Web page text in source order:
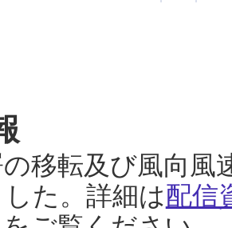
移転及び風向風
た。詳細は配信